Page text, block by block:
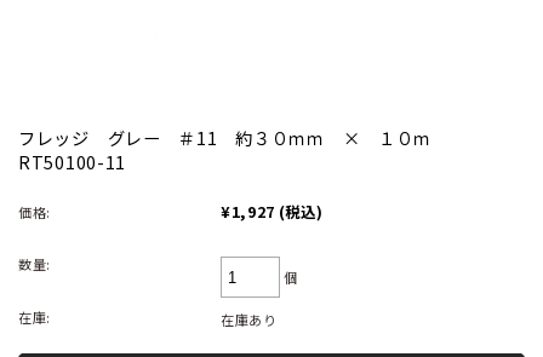
フレッジ グレー ＃11 約３０ｍｍ × １０ｍ
RT50100-11
価格: ¥1,927 (税込)
数量:
個
在庫: 在庫あり